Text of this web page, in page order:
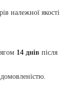
належної якості
14 днів після